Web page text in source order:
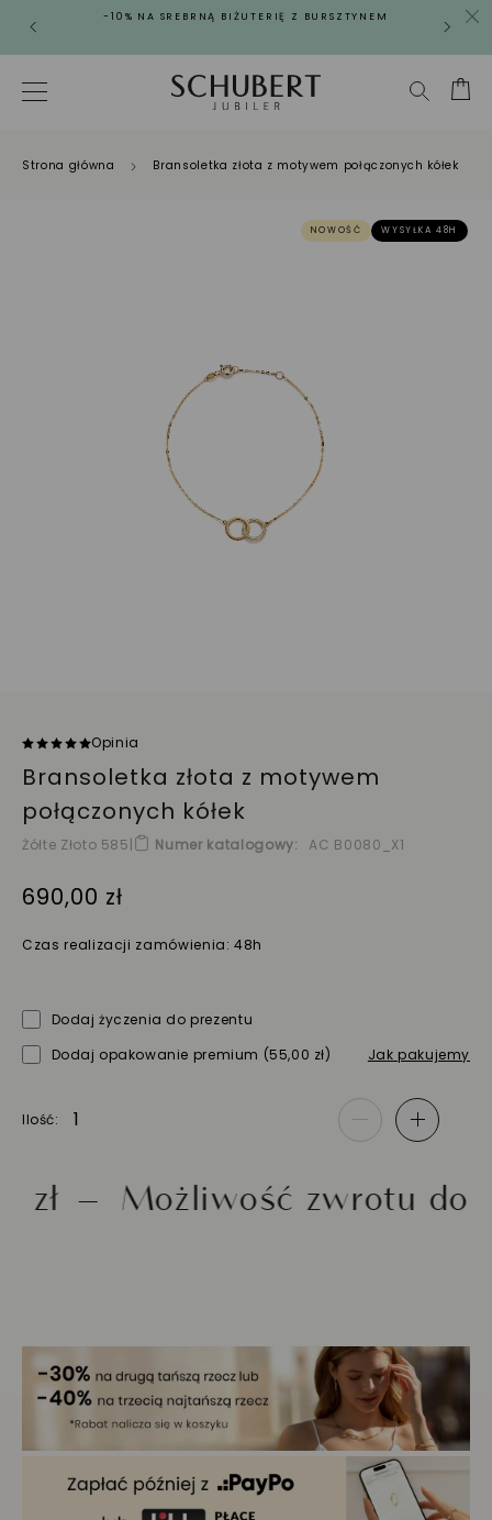
-10% NA SREBRNĄ BIŻUTERIĘ Z BURSZTYNEM
Strona główna Bransoletka złota z motywem połączonych kółek
NOWOŚĆ WYSYŁKA 48H
Ocena:
Opinia
Bransoletka złota z motywem
połączonych kółek
Żółte Złoto 585| Numer katalogowy AC B0080_X1
690,00 zł
Czas realizacji zamówienia: 48h
Dodaj życzenia do prezentu
Dodaj opakowanie premium (55,00 zł) Jak pakujemy
Ilość - +
Możliwość zwrotu do 30